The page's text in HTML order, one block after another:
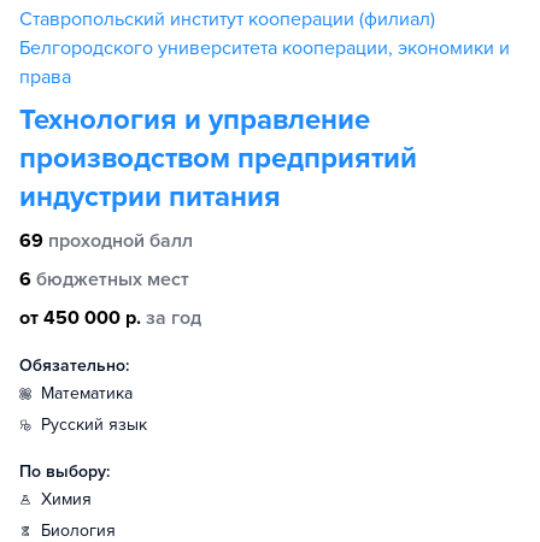
Ставропольский институт кооперации (филиал)
Белгородского университета кооперации, экономики и
права
Технология и управление
производством предприятий
индустрии питания
69 проходной балл
6 бюджетных мест
от 450 000 р. за год
Обязательно:
математика
русский язык
По выбору:
химия
биология